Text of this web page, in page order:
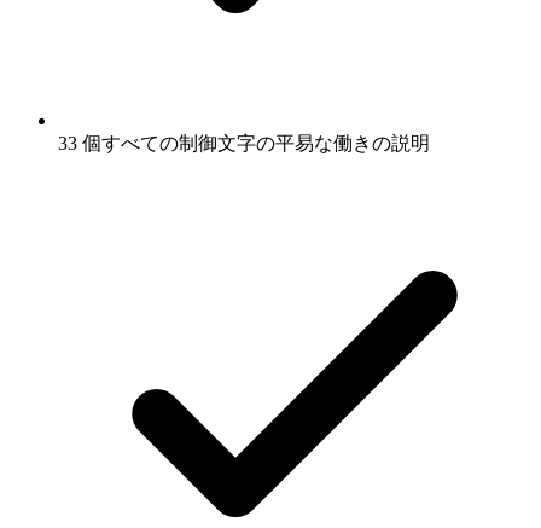
33 個すべての制御文字の平易な働きの説明